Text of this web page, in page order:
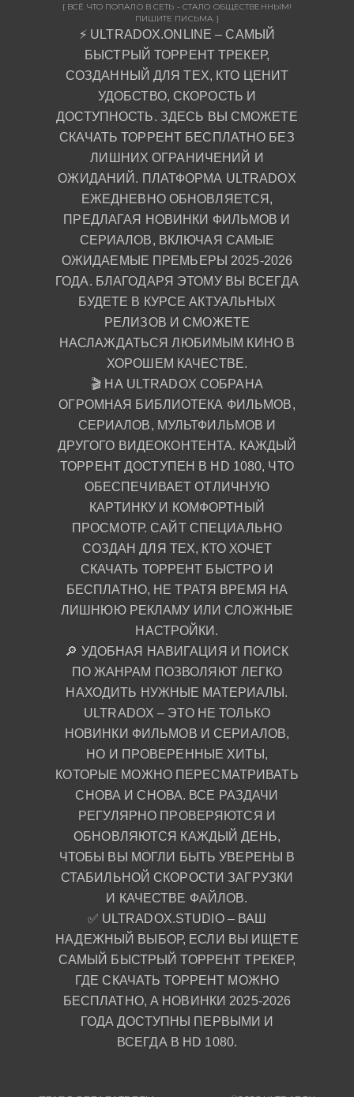
{ ВСЁ ЧТО ПОПАЛО В СЕТЬ - СТАЛО ОБЩЕСТВЕННЫМ!
ПИШИТЕ ПИСЬМА. }
⚡ ULTRADOX.ONLINE – САМЫЙ
БЫСТРЫЙ ТОРРЕНТ ТРЕКЕР,
СОЗДАННЫЙ ДЛЯ ТЕХ, КТО ЦЕНИТ
УДОБСТВО, СКОРОСТЬ И
ДОСТУПНОСТЬ. ЗДЕСЬ ВЫ СМОЖЕТЕ
СКАЧАТЬ ТОРРЕНТ БЕСПЛАТНО БЕЗ
ЛИШНИХ ОГРАНИЧЕНИЙ И
ОЖИДАНИЙ. ПЛАТФОРМА ULTRADOX
ЕЖЕДНЕВНО ОБНОВЛЯЕТСЯ,
ПРЕДЛАГАЯ НОВИНКИ ФИЛЬМОВ И
СЕРИАЛОВ, ВКЛЮЧАЯ САМЫЕ
ОЖИДАЕМЫЕ ПРЕМЬЕРЫ 2025-2026
ГОДА. БЛАГОДАРЯ ЭТОМУ ВЫ ВСЕГДА
БУДЕТЕ В КУРСЕ АКТУАЛЬНЫХ
РЕЛИЗОВ И СМОЖЕТЕ
НАСЛАЖДАТЬСЯ ЛЮБИМЫМ КИНО В
ХОРОШЕМ КАЧЕСТВЕ.
🎬 НА ULTRADOX СОБРАНА
ОГРОМНАЯ БИБЛИОТЕКА ФИЛЬМОВ,
СЕРИАЛОВ, МУЛЬТФИЛЬМОВ И
ДРУГОГО ВИДЕОКОНТЕНТА. КАЖДЫЙ
ТОРРЕНТ ДОСТУПЕН В HD 1080, ЧТО
ОБЕСПЕЧИВАЕТ ОТЛИЧНУЮ
КАРТИНКУ И КОМФОРТНЫЙ
ПРОСМОТР. САЙТ СПЕЦИАЛЬНО
СОЗДАН ДЛЯ ТЕХ, КТО ХОЧЕТ
СКАЧАТЬ ТОРРЕНТ БЫСТРО И
БЕСПЛАТНО, НЕ ТРАТЯ ВРЕМЯ НА
ЛИШНЮЮ РЕКЛАМУ ИЛИ СЛОЖНЫЕ
НАСТРОЙКИ.
🔎 УДОБНАЯ НАВИГАЦИЯ И ПОИСК
ПО ЖАНРАМ ПОЗВОЛЯЮТ ЛЕГКО
НАХОДИТЬ НУЖНЫЕ МАТЕРИАЛЫ.
ULTRADOX – ЭТО НЕ ТОЛЬКО
НОВИНКИ ФИЛЬМОВ И СЕРИАЛОВ,
НО И ПРОВЕРЕННЫЕ ХИТЫ,
КОТОРЫЕ МОЖНО ПЕРЕСМАТРИВАТЬ
СНОВА И СНОВА. ВСЕ РАЗДАЧИ
РЕГУЛЯРНО ПРОВЕРЯЮТСЯ И
ОБНОВЛЯЮТСЯ КАЖДЫЙ ДЕНЬ,
ЧТОБЫ ВЫ МОГЛИ БЫТЬ УВЕРЕНЫ В
СТАБИЛЬНОЙ СКОРОСТИ ЗАГРУЗКИ
И КАЧЕСТВЕ ФАЙЛОВ.
✅ ULTRADOX.STUDIO – ВАШ
НАДЕЖНЫЙ ВЫБОР, ЕСЛИ ВЫ ИЩЕТЕ
САМЫЙ БЫСТРЫЙ ТОРРЕНТ ТРЕКЕР,
ГДЕ СКАЧАТЬ ТОРРЕНТ МОЖНО
БЕСПЛАТНО, А НОВИНКИ 2025-2026
ГОДА ДОСТУПНЫ ПЕРВЫМИ И
ВСЕГДА В HD 1080.